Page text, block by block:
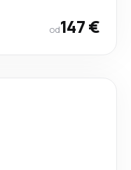
od147 €